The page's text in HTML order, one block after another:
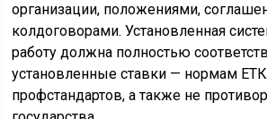
организации, положениями,
колдоговорами. Установленная
работу должна полностью
установленные ставки — нормам
профстандартов, а также не